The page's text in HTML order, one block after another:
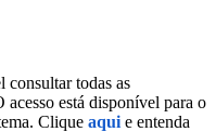
todas as
acesso está disponível para o
Clique aqui e entenda